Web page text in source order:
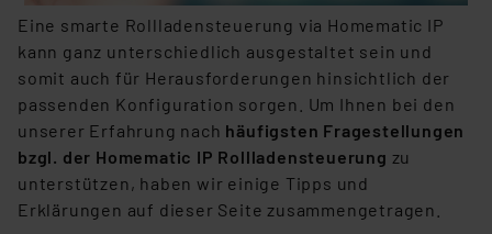
und zu der jeweiligen Datenübermittlung erhalten Sie in
der Datenschutzerklärung. Für die USA besteht kein
Angemessenheitsbeschluss der EU. Dies bedeutet,
dass die USA als Land mit unzureichendem
Datenschutz nach EU-Standards eingestuft wird. So
besteht etwa das Risiko, dass US-Behörden
personenbezogene Daten in
Überwachungsprogrammen verarbeiten, ohne dass
hiergegen Klagemöglichkeiten für Europäer bestehen.
Eine smarte Rollladensteuerung via Homematic IP
kann ganz unterschiedlich ausgestaltet sein und
somit auch für Herausforderungen hinsichtlich der
passenden Konfiguration sorgen. Um Ihnen bei den
unserer Erfahrung nach häufigsten Fragestellungen
bzgl. der Homematic IP Rollladensteuerung zu
unterstützen, haben wir einige Tipps und
Erklärungen auf dieser Seite zusammengetragen.